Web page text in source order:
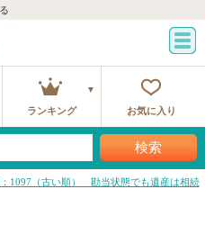
ランキング お気に入り
検索
1097（古い順） 勘当状態でも遺産は相続